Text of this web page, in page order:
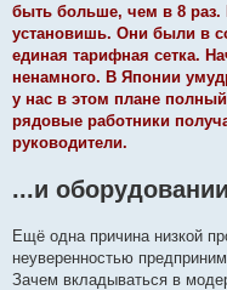
быть больше, чем в 8 раз.
установишь. Они были в
единая тарифная сетка.
ненамного. В Японии
у нас в этом плане
рядовые работники
руководители.
...и оборудовании
Ещё одна причина низкой
неуверенностью
Зачем вкладываться в